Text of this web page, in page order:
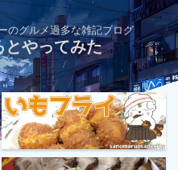
のグルメ過多な雑記ブログ
とやってみた